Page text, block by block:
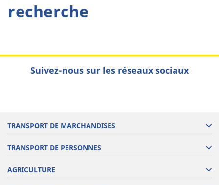
recherche
Suivez-nous sur les réseaux sociaux
TRANSPORT DE MARCHANDISES
TRANSPORT DE PERSONNES
AGRICULTURE